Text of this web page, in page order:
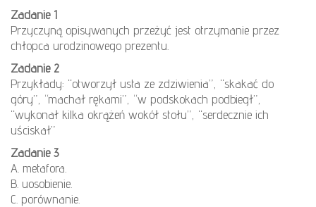
Zadanie 1
Przyczyną opisywanych przeżyć jest otrzymanie przez
chłopca urodzinowego prezentu.
Zadanie 2
Przykłady: “otworzył usta ze zdziwienia”, “skakać do
góry”, “machał rękami”, “w podskokach podbiegł”,
“wykonał kilka okrążeń wokół stołu”, “serdecznie ich
uściskał”
Zadanie 3
A. metafora.
B. uosobienie.
C. porównanie.